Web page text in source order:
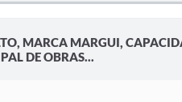
MARCA MARGUI,
DE OBRAS...